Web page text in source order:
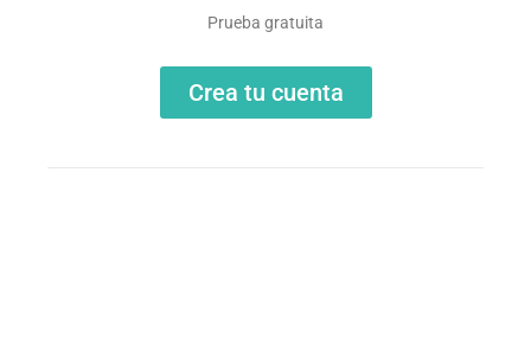
Prueba gratuita
Crea tu cuenta